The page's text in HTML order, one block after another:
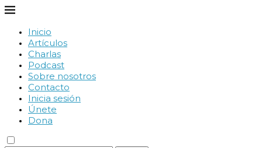
Inicio
Artículos
Charlas
Podcast
Sobre nosotros
Contacto
Inicia sesión
Únete
Dona